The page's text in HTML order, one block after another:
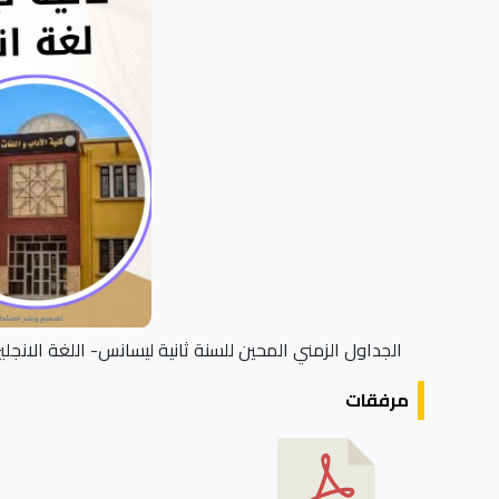
الجداول الزمني المحين للسنة ثانية ليسانس- اللغة
مرفقات